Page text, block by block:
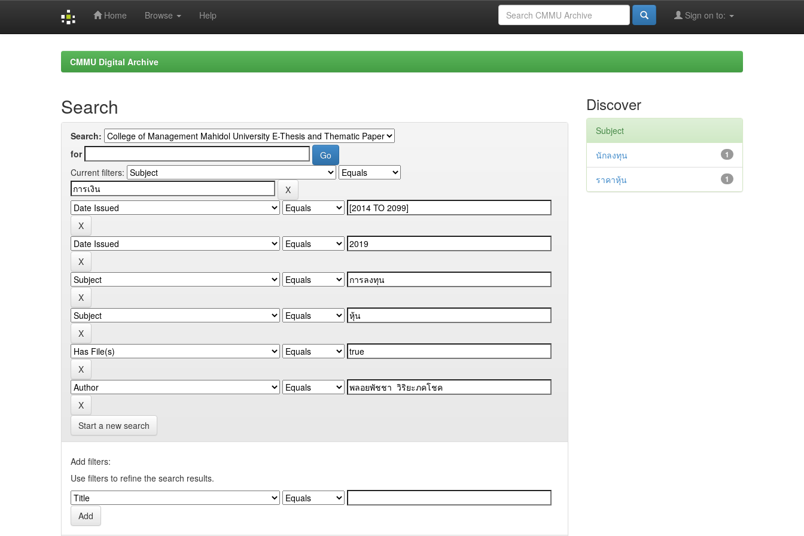
Home Browse Help Sign on to:
CMMU Digital Archive
Search
Search:
for
Current filters:
Start a new search
Add filters:
Use filters to refine the search results.
Discover
Subject
1
นักลงทุน
1
ราคาหุ้น